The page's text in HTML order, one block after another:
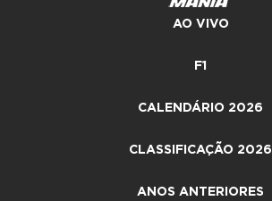
AO VIVO
F1
CALENDÁRIO 2026
CLASSIFICAÇÃO 2026
ANOS ANTERIORES